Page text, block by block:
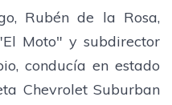
Rubén de la Rosa,
Moto" y subdirector
conducía en estado
Chevrolet Suburban